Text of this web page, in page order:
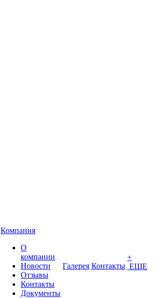
Компания
О
компании
Новости
Отзывы
Контакты
Документы
Галерея Контакты
+
ЕЩЕ